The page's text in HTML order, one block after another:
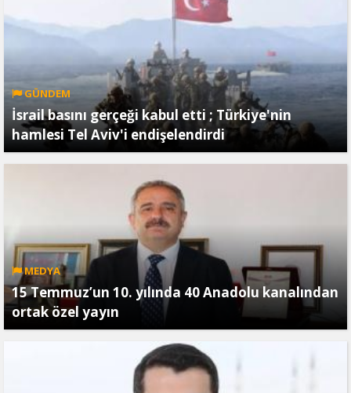
GÜNDEM
İsrail basını gerçeği kabul etti ; Türkiye'nin
hamlesi Tel Aviv'i endişelendirdi
MEDYA
15 Temmuz’un 10. yılında 40 Anadolu kanalından
ortak özel yayın